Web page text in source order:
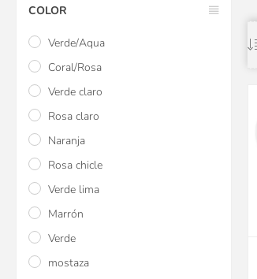
COLOR
Verde/Aqua
Coral/Rosa
Verde claro
Rosa claro
Naranja
Rosa chicle
Verde lima
Marrón
Verde
mostaza